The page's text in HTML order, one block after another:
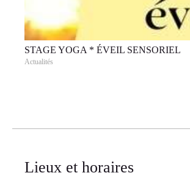
STAGE YOGA * ÉVEIL SENSORIEL
Actualités
Lieux et horaires